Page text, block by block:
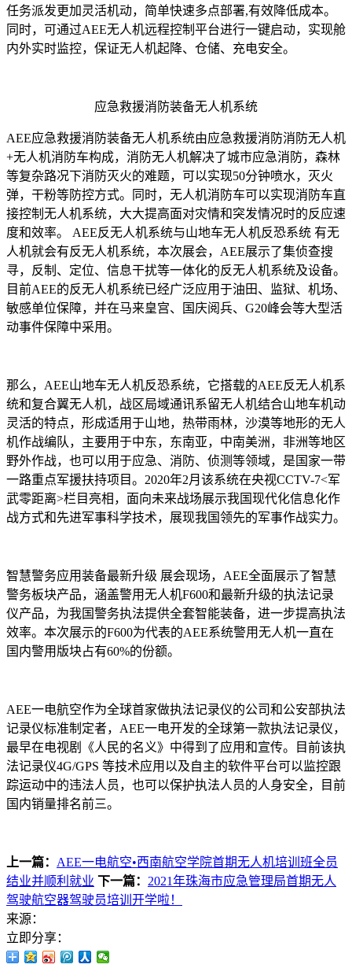
任务派发更加灵活机动，简单快速多点部署,有效降低成本。
同时，可通过AEE无人机远程控制平台进行一键启动，实现舱
内外实时监控，保证无人机起降、仓储、充电安全。
应急救援消防装备无人机系统
AEE应急救援消防装备无人机系统由应急救援消防消防无人机
+无人机消防车构成，消防无人机解决了城市应急消防，森林
等复杂路况下消防灭火的难题，可以实现50分钟喷水，灭火
弹，干粉等防控方式。同时，无人机消防车可以实现消防车直
接控制无人机系统，大大提高面对灾情和突发情况时的反应速
度和效率。 AEE反无人机系统与山地车无人机反恐系统 有无
人机就会有反无人机系统，本次展会，AEE展示了集侦查搜
寻，反制、定位、信息干扰等一体化的反无人机系统及设备。
目前AEE的反无人机系统已经广泛应用于油田、监狱、机场、
敏感单位保障，并在马来皇宫、国庆阅兵、G20峰会等大型活
动事件保障中采用。
那么，AEE山地车无人机反恐系统，它搭载的AEE反无人机系
统和复合翼无人机，战区局域通讯系留无人机结合山地车机动
灵活的特点，形成适用于山地，热带雨林，沙漠等地形的无人
机作战编队，主要用于中东，东南亚，中南美洲，非洲等地区
野外作战，也可以用于应急、消防、侦测等领域，是国家一带
一路重点军援扶持项目。2020年2月该系统在央视CCTV-7<军
武零距离>栏目亮相，面向未来战场展示我国现代化信息化作
战方式和先进军事科学技术，展现我国领先的军事作战实力。
智慧警务应用装备最新升级 展会现场，AEE全面展示了智慧
警务板块产品，涵盖警用无人机F600和最新升级的执法记录
仪产品，为我国警务执法提供全套智能装备，进一步提高执法
效率。本次展示的F600为代表的AEE系统警用无人机一直在
国内警用版块占有60%的份额。
AEE一电航空作为全球首家做执法记录仪的公司和公安部执法
记录仪标准制定者，AEE一电开发的全球第一款执法记录仪，
最早在电视剧《人民的名义》中得到了应用和宣传。目前该执
法记录仪4G/GPS 等技术应用以及自主的软件平台可以监控跟
踪运动中的违法人员，也可以保护执法人员的人身安全，目前
国内销量排名前三。
上一篇： AEE一电航空•西南航空学院首期无人机培训班全员
结业并顺利就业 下一篇： 2021年珠海市应急管理局首期无人
驾驶航空器驾驶员培训开学啦！
来源：
立即分享：